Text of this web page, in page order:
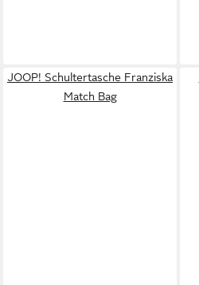
JOOP! Schultertasche Franziska
Match Bag